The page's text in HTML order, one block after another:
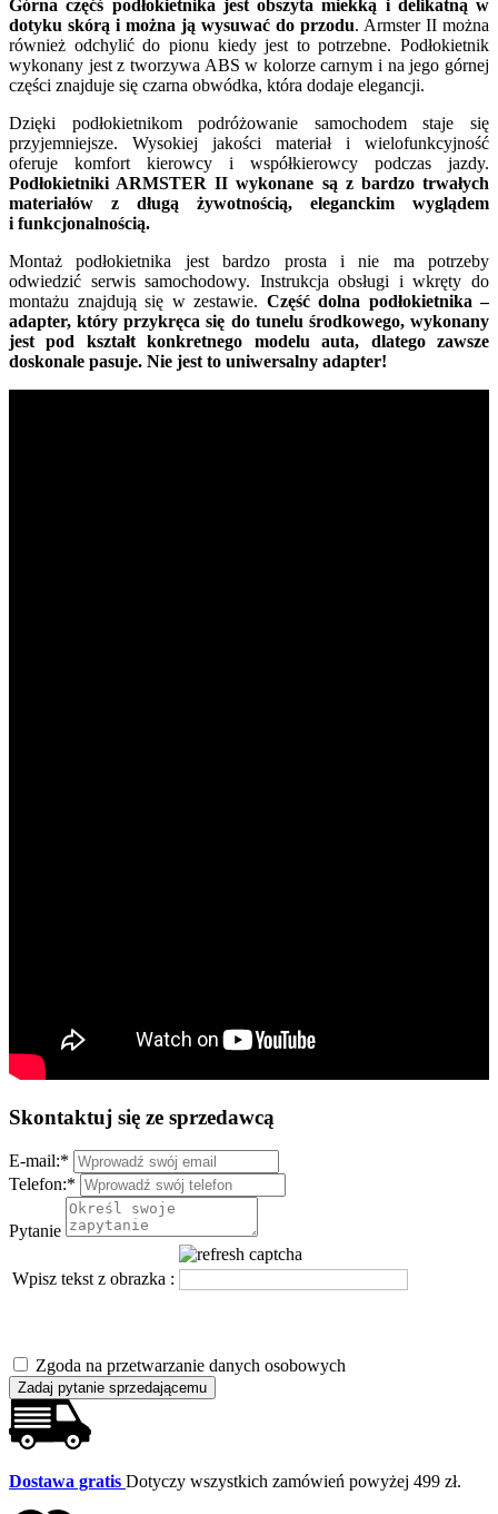
Górna częćś podłokietnika jest obszyta miekką i delikatną w
dotyku skórą i można ją wysuwać do przodu. Armster II można
również odchylić do pionu kiedy jest to potrzebne. Podłokietnik
wykonany jest z tworzywa ABS w kolorze carnym i na jego górnej
części znajduje się czarna obwódka, która dodaje elegancji.
Dzięki podłokietnikom podróżowanie samochodem staje się
przyjemniejsze. Wysokiej jakości materiał i wielofunkcyjność
oferuje komfort kierowcy i współkierowcy podczas jazdy.
Podłokietniki ARMSTER II wykonane są z bardzo trwałych
materiałów z długą żywotnością, eleganckim wyglądem
i funkcjonalnością.
Montaż podłokietnika jest bardzo prosta i nie ma potrzeby
odwiedzić serwis samochodowy. Instrukcja obsługi i wkręty do
montażu znajdują się w zestawie. Część dolna podłokietnika –
adapter, który przykręca się do tunelu środkowego, wykonany
jest pod kształt konkretnego modelu auta, dlatego zawsze
doskonale pasuje. Nie jest to uniwersalny adapter!
Skontaktuj się ze sprzedawcą
E-mail:*
Telefon:*
Pytanie
Wpisz tekst z obrazka :
Zgoda na przetwarzanie danych osobowych
Zadaj pytanie sprzedającemu
Dostawa gratis Dotyczy wszystkich zamówień powyżej 499 zł.